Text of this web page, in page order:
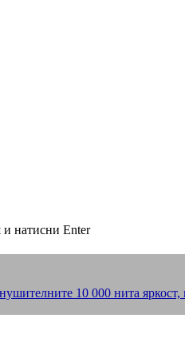
натисни Enter
10 000 нита яркост,